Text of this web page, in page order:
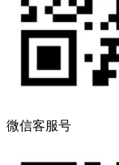
微信客服号